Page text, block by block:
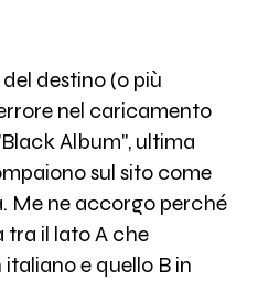
destino (o più
nel caricamento
Album", ultima
sul sito come
Me ne accorgo perché
tra il lato A che
e quello B in